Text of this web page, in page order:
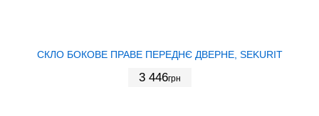
СКЛО БОКОВЕ ПРАВЕ ПЕРЕДНЄ ДВЕРНЕ, SEKURIT
3 446грн